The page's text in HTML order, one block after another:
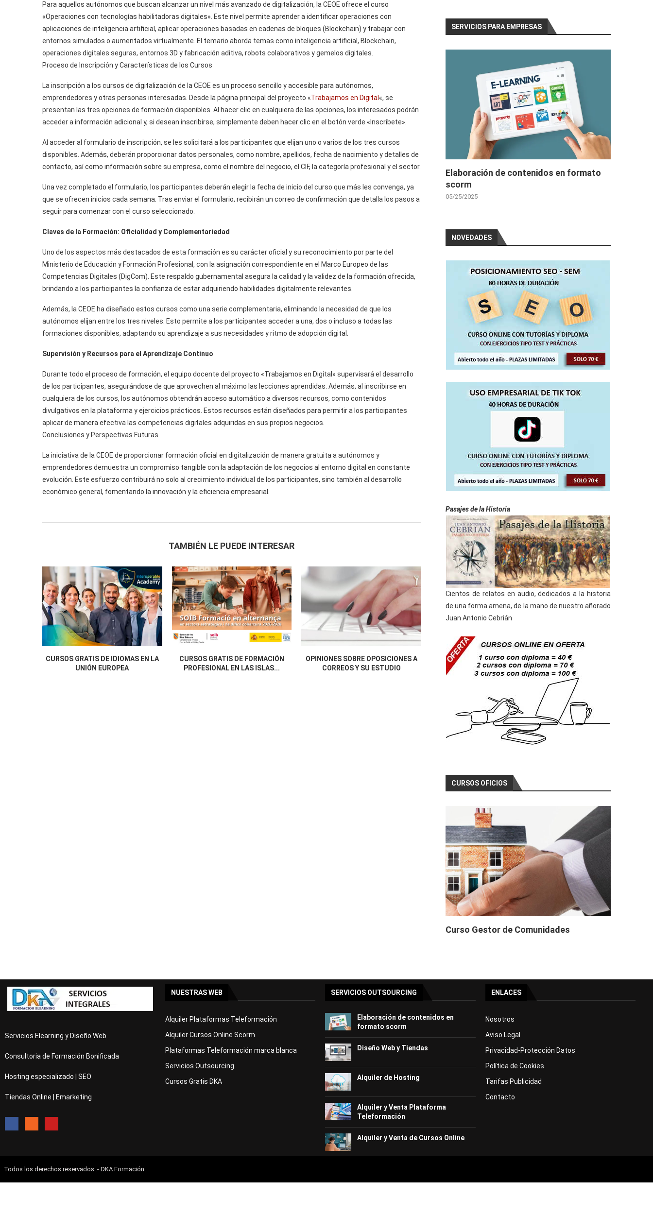
Para aquellos autónomos que buscan alcanzar un nivel más avanzado de digitalización, la CEOE ofrece el curso
«Operaciones con tecnologías habilitadoras digitales». Este nivel permite aprender a identificar operaciones con
aplicaciones de inteligencia artificial, aplicar operaciones basadas en cadenas de bloques (Blockchain) y trabajar con
entornos simulados o aumentados virtualmente. El temario aborda temas como inteligencia artificial, Blockchain,
operaciones digitales seguras, entornos 3D y fabricación aditiva, robots colaborativos y gemelos digitales.
Proceso de Inscripción y Características de los Cursos
La inscripción a los cursos de digitalización de la CEOE es un proceso sencillo y accesible para autónomos,
emprendedores y otras personas interesadas. Desde la página principal del proyecto «Trabajamos en Digital «, se
presentan las tres opciones de formación disponibles. Al hacer clic en cualquiera de las opciones, los interesados podrán
acceder a información adicional y, si desean inscribirse, simplemente deben hacer clic en el botón verde «Inscríbete».
Al acceder al formulario de inscripción, se les solicitará a los participantes que elijan uno o varios de los tres cursos
disponibles. Además, deberán proporcionar datos personales, como nombre, apellidos, fecha de nacimiento y detalles de
contacto, así como información sobre su empresa, como el nombre del negocio, el CIF, la categoría profesional y el sector.
Una vez completado el formulario, los participantes deberán elegir la fecha de inicio del curso que más les convenga, ya
que se ofrecen inicios cada semana. Tras enviar el formulario, recibirán un correo de confirmación que detalla los pasos a
seguir para comenzar con el curso seleccionado.
Claves de la Formación: Oficialidad y Complementariedad
Uno de los aspectos más destacados de esta formación es su carácter oficial y su reconocimiento por parte del
Ministerio de Educación y Formación Profesional, con la asignación correspondiente en el Marco Europeo de las
Competencias Digitales (DigCom). Este respaldo gubernamental asegura la calidad y la validez de la formación ofrecida,
brindando a los participantes la confianza de estar adquiriendo habilidades digitalmente relevantes.
Además, la CEOE ha diseñado estos cursos como una serie complementaria, eliminando la necesidad de que los
autónomos elijan entre los tres niveles. Esto permite a los participantes acceder a una, dos o incluso a todas las
formaciones disponibles, adaptando su aprendizaje a sus necesidades y ritmo de adopción digital.
Supervisión y Recursos para el Aprendizaje Continuo
Durante todo el proceso de formación, el equipo docente del proyecto «Trabajamos en Digital» supervisará el desarrollo
de los participantes, asegurándose de que aprovechen al máximo las lecciones aprendidas. Además, al inscribirse en
cualquiera de los cursos, los autónomos obtendrán acceso automático a diversos recursos, como contenidos
divulgativos en la plataforma y ejercicios prácticos. Estos recursos están diseñados para permitir a los participantes
aplicar de manera efectiva las competencias digitales adquiridas en sus propios negocios.
Conclusiones y Perspectivas Futuras
La iniciativa de la CEOE de proporcionar formación oficial en digitalización de manera gratuita a autónomos y
emprendedores demuestra un compromiso tangible con la adaptación de los negocios al entorno digital en constante
evolución. Este esfuerzo contribuirá no solo al crecimiento individual de los participantes, sino también al desarrollo
económico general, fomentando la innovación y la eficiencia empresarial.
TAMBIÉN LE PUEDE INTERESAR
CURSOS GRATIS DE IDIOMAS EN LA
UNIÓN EUROPEA
CURSOS GRATIS DE FORMACIÓN
PROFESIONAL EN LAS ISLAS...
OPINIONES SOBRE OPOSICIONES A
CORREOS Y SU ESTUDIO
SERVICIOS PARA EMPRESAS
Elaboración de contenidos en formato
scorm
05/25/2025
NOVEDADES
Pasajes de la Historia
Cientos de relatos en audio, dedicados a la historia
de una forma amena, de la mano de nuestro añorado
Juan Antonio Cebrián
CURSOS OFICIOS
Curso Gestor de Comunidades
Servicios Elearning y Diseño Web
Consultoria de Formación Bonificada
Hosting especializado | SEO
Tiendas Online | Emarketing
NUESTRAS WEB
Alquiler Plataformas Teleformación
Alquiler Cursos Online Scorm
Plataformas Teleformación marca blanca
Servicios Outsourcing
Cursos Gratis DKA
SERVICIOS OUTSOURCING
Elaboración de contenidos en
formato scorm
Diseño Web y Tiendas
Alquiler de Hosting
Alquiler y Venta Plataforma
Teleformación
Alquiler y Venta de Cursos Online
ENLACES
Nosotros
Aviso Legal
Privacidad-Protección Datos
Política de Cookies
Tarifas Publicidad
Contacto
Todos los derechos reservados .- DKA Formación